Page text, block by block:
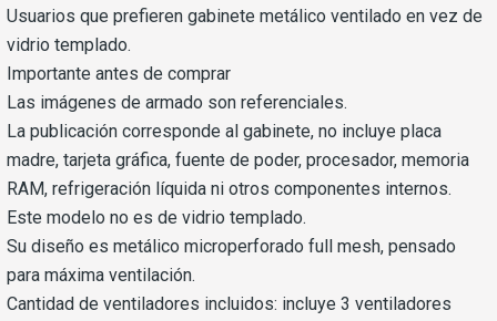
Usuarios que prefieren gabinete metálico ventilado en vez de
vidrio templado.
Importante antes de comprar
Las imágenes de armado son referenciales.
La publicación corresponde al gabinete, no incluye placa
madre, tarjeta gráfica, fuente de poder, procesador, memoria
RAM, refrigeración líquida ni otros componentes internos.
Este modelo no es de vidrio templado.
Su diseño es metálico microperforado full mesh, pensado
para máxima ventilación.
Cantidad de ventiladores incluidos: incluye 3 ventiladores